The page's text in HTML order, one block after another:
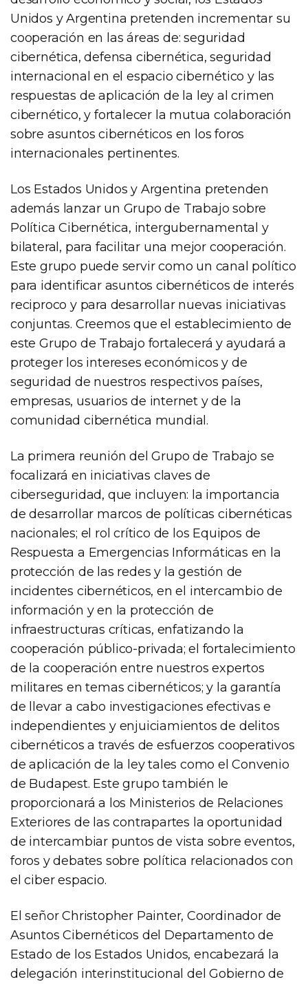
Unidos y Argentina pretenden incrementar su
cooperación en las áreas de: seguridad
cibernética, defensa cibernética, seguridad
internacional en el espacio cibernético y las
respuestas de aplicación de la ley al crimen
cibernético, y fortalecer la mutua colaboración
sobre asuntos cibernéticos en los foros
internacionales pertinentes.
Los Estados Unidos y Argentina pretenden
además lanzar un Grupo de Trabajo sobre
Política Cibernética, intergubernamental y
bilateral, para facilitar una mejor cooperación.
Este grupo puede servir como un canal político
para identificar asuntos cibernéticos de interés
reciproco y para desarrollar nuevas iniciativas
conjuntas. Creemos que el establecimiento de
este Grupo de Trabajo fortalecerá y ayudará a
proteger los intereses económicos y de
seguridad de nuestros respectivos países,
empresas, usuarios de internet y de la
comunidad cibernética mundial.
La primera reunión del Grupo de Trabajo se
focalizará en iniciativas claves de
ciberseguridad, que incluyen: la importancia
de desarrollar marcos de políticas cibernéticas
nacionales; el rol crítico de los Equipos de
Respuesta a Emergencias Informáticas en la
protección de las redes y la gestión de
incidentes cibernéticos, en el intercambio de
información y en la protección de
infraestructuras críticas, enfatizando la
cooperación público-privada; el fortalecimiento
de la cooperación entre nuestros expertos
militares en temas cibernéticos; y la garantía
de llevar a cabo investigaciones efectivas e
independientes y enjuiciamientos de delitos
cibernéticos a través de esfuerzos cooperativos
de aplicación de la ley tales como el Convenio
de Budapest. Este grupo también le
proporcionará a los Ministerios de Relaciones
Exteriores de las contrapartes la oportunidad
de intercambiar puntos de vista sobre eventos,
foros y debates sobre política relacionados con
el ciber espacio.
El señor Christopher Painter, Coordinador de
Asuntos Cibernéticos del Departamento de
Estado de los Estados Unidos, encabezará la
delegación interinstitucional del Gobierno de